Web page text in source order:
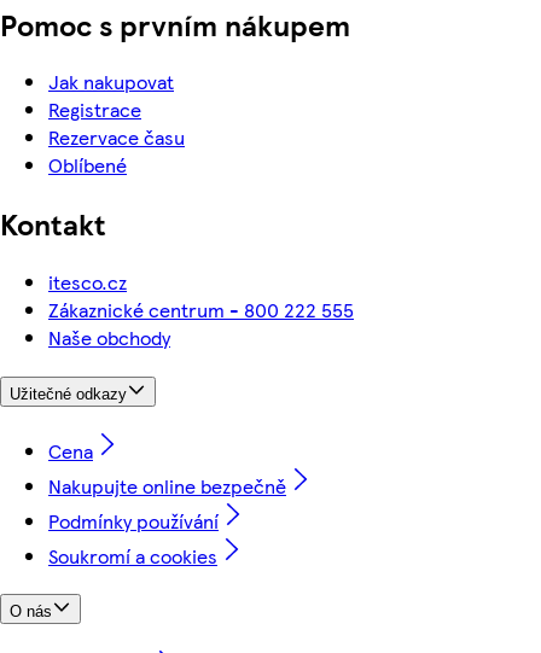
Pomoc s prvním nákupem
Jak nakupovat
Registrace
Rezervace času
Oblíbené
Kontakt
itesco.cz
Zákaznické centrum - 800 222 555
Naše obchody
Užitečné odkazy
Cena
Nakupujte online bezpečně
Podmínky používání
Soukromí a cookies
O nás